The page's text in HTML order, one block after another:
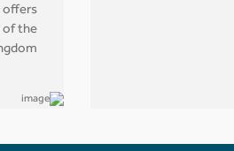
offers
of the